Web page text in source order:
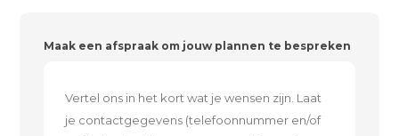
Maak een afspraak om jouw plannen te bespreken